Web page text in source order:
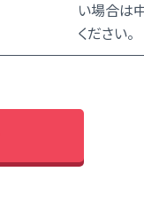
い場合は
ください。